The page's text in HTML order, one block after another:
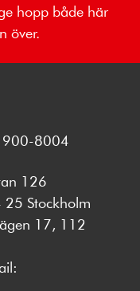
hopp både här
över.
8004
126
25 Stockholm
17, 112